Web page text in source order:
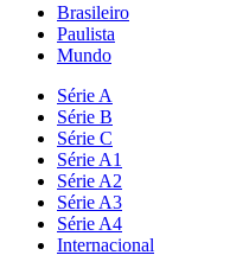
Brasileiro
Paulista
Mundo
Série A
Série B
Série C
Série A1
Série A2
Série A3
Série A4
Internacional